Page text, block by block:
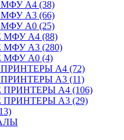
А4 (38)
А3 (66)
А0 (25)
А4 (88)
А3 (280)
А0 (4)
А4 (72)
А3 (11)
А4 (106)
А3 (29)